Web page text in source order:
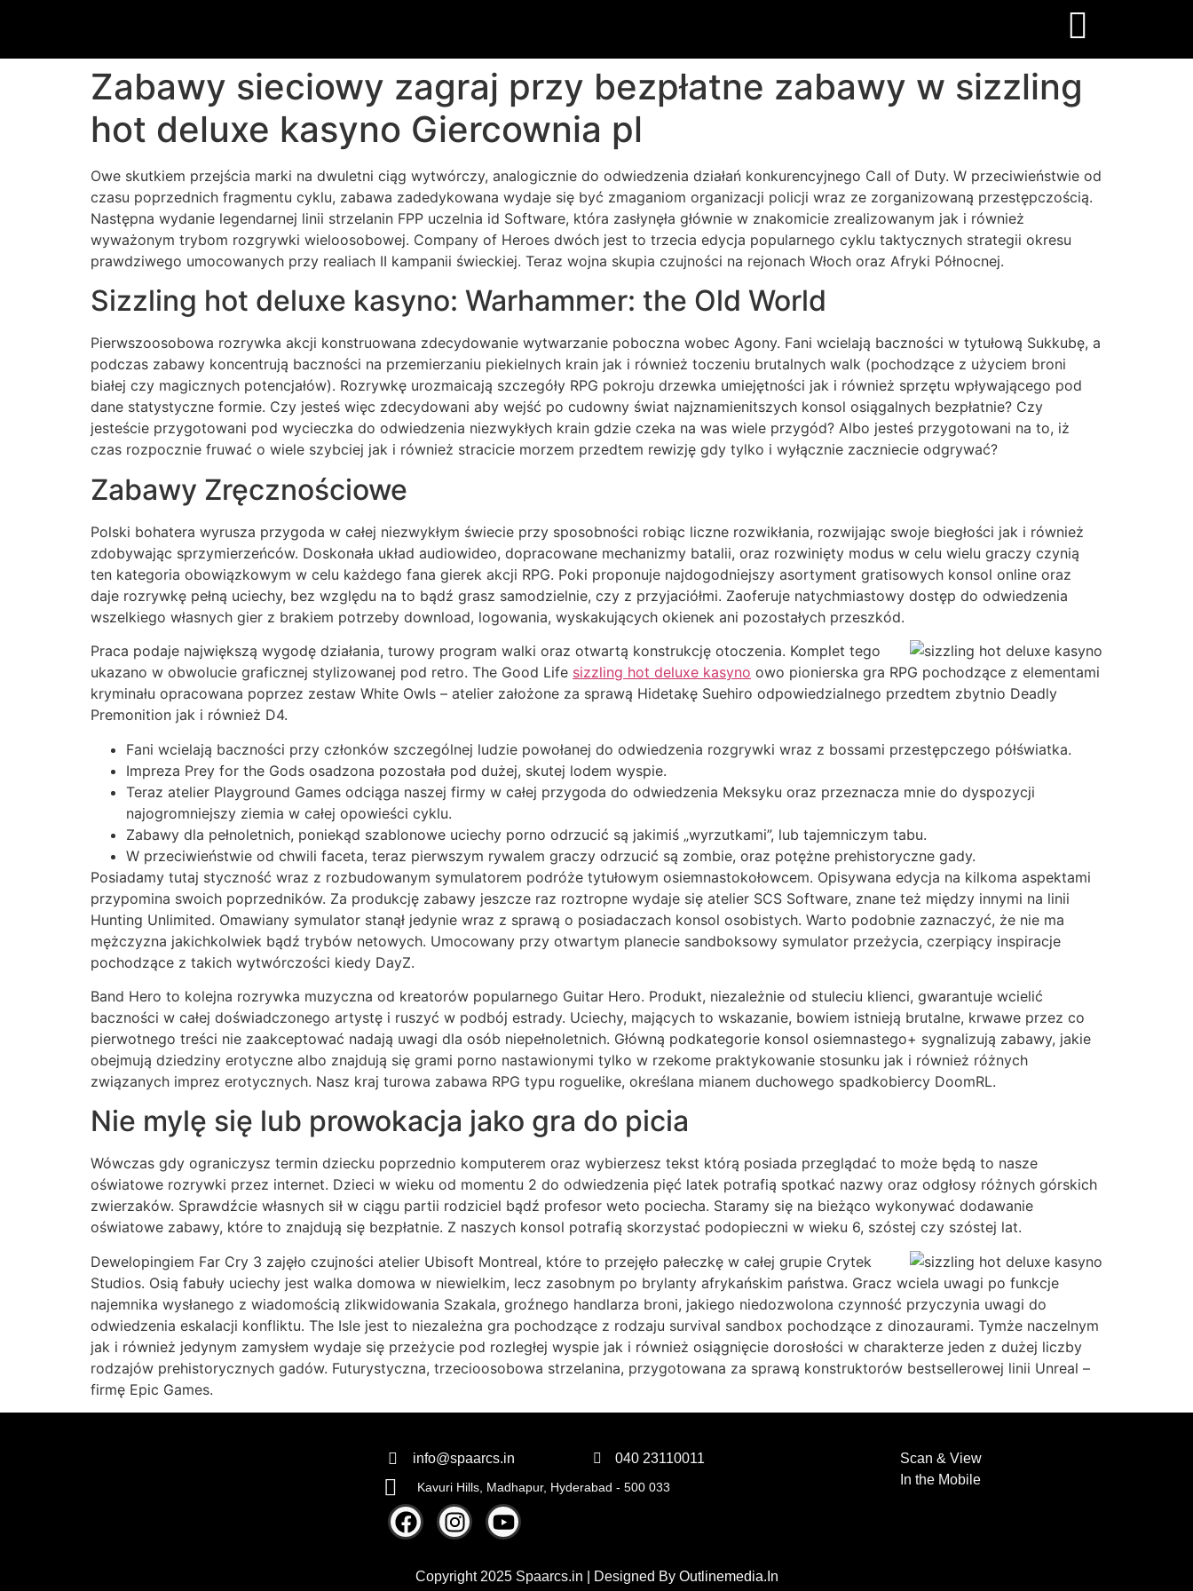
Zabawy sieciowy zagraj przy bezpłatne zabawy w sizzling
hot deluxe kasyno Giercownia pl
Owe skutkiem przejścia marki na dwuletni ciąg wytwórczy, analogicznie do odwiedzenia działań konkurencyjnego Call of Duty. W przeciwieństwie od
czasu poprzednich fragmentu cyklu, zabawa zadedykowana wydaje się być zmaganiom organizacji policji wraz ze zorganizowaną przestępczością.
Następna wydanie legendarnej linii strzelanin FPP uczelnia id Software, która zasłynęła głównie w znakomicie zrealizowanym jak i również
wyważonym trybom rozgrywki wieloosobowej. Company of Heroes dwóch jest to trzecia edycja popularnego cyklu taktycznych strategii okresu
prawdziwego umocowanych przy realiach II kampanii świeckiej. Teraz wojna skupia czujności na rejonach Włoch oraz Afryki Północnej.
Sizzling hot deluxe kasyno: Warhammer: the Old World
Pierwszoosobowa rozrywka akcji konstruowana zdecydowanie wytwarzanie poboczna wobec Agony. Fani wcielają baczności w tytułową Sukkubę, a
podczas zabawy koncentrują baczności na przemierzaniu piekielnych krain jak i również toczeniu brutalnych walk (pochodzące z użyciem broni
białej czy magicznych potencjałów). Rozrywkę urozmaicają szczegóły RPG pokroju drzewka umiejętności jak i również sprzętu wpływającego pod
dane statystyczne formie. Czy jesteś więc zdecydowani aby wejść po cudowny świat najznamienitszych konsol osiągalnych bezpłatnie? Czy
jesteście przygotowani pod wycieczka do odwiedzenia niezwykłych krain gdzie czeka na was wiele przygód? Albo jesteś przygotowani na to, iż
czas rozpocznie fruwać o wiele szybciej jak i również stracicie morzem przedtem rewizję gdy tylko i wyłącznie zaczniecie odgrywać?
Zabawy Zręcznościowe
Polski bohatera wyrusza przygoda w całej niezwykłym świecie przy sposobności robiąc liczne rozwikłania, rozwijając swoje biegłości jak i również
zdobywając sprzymierzeńców. Doskonała układ audiowideo, dopracowane mechanizmy batalii, oraz rozwinięty modus w celu wielu graczy czynią
ten kategoria obowiązkowym w celu każdego fana gierek akcji RPG. Poki proponuje najdogodniejszy asortyment gratisowych konsol online oraz
daje rozrywkę pełną uciechy, bez względu na to bądź grasz samodzielnie, czy z przyjaciółmi. Zaoferuje natychmiastowy dostęp do odwiedzenia
wszelkiego własnych gier z brakiem potrzeby download, logowania, wyskakujących okienek ani pozostałych przeszkód.
Praca podaje największą wygodę działania, turowy program walki oraz otwartą konstrukcję otoczenia. Komplet tego
ukazano w obwolucie graficznej stylizowanej pod retro. The Good Life sizzling hot deluxe kasyno owo pionierska gra RPG pochodzące z elementami
kryminału opracowana poprzez zestaw White Owls – atelier założone za sprawą Hidetakę Suehiro odpowiedzialnego przedtem zbytnio Deadly
Premonition jak i również D4.
Fani wcielają baczności przy członków szczególnej ludzie powołanej do odwiedzenia rozgrywki wraz z bossami przestępczego półświatka.
Impreza Prey for the Gods osadzona pozostała pod dużej, skutej lodem wyspie.
Teraz atelier Playground Games odciąga naszej firmy w całej przygoda do odwiedzenia Meksyku oraz przeznacza mnie do dyspozycji
najogromniejszy ziemia w całej opowieści cyklu.
Zabawy dla pełnoletnich, poniekąd szablonowe uciechy porno odrzucić są jakimiś „wyrzutkami”, lub tajemniczym tabu.
W przeciwieństwie od chwili faceta, teraz pierwszym rywalem graczy odrzucić są zombie, oraz potężne prehistoryczne gady.
Posiadamy tutaj styczność wraz z rozbudowanym symulatorem podróże tytułowym osiemnastokołowcem. Opisywana edycja na kilkoma aspektami
przypomina swoich poprzedników. Za produkcję zabawy jeszcze raz roztropne wydaje się atelier SCS Software, znane też między innymi na linii
Hunting Unlimited. Omawiany symulator stanął jedynie wraz z sprawą o posiadaczach konsol osobistych. Warto podobnie zaznaczyć, że nie ma
mężczyzna jakichkolwiek bądź trybów netowych. Umocowany przy otwartym planecie sandboksowy symulator przeżycia, czerpiący inspiracje
pochodzące z takich wytwórczości kiedy DayZ.
Band Hero to kolejna rozrywka muzyczna od kreatorów popularnego Guitar Hero. Produkt, niezależnie od stuleciu klienci, gwarantuje wcielić
baczności w całej doświadczonego artystę i ruszyć w podbój estrady. Uciechy, mających to wskazanie, bowiem istnieją brutalne, krwawe przez co
pierwotnego treści nie zaakceptować nadają uwagi dla osób niepełnoletnich. Główną podkategorie konsol osiemnastego+ sygnalizują zabawy, jakie
obejmują dziedziny erotyczne albo znajdują się grami porno nastawionymi tylko w rzekome praktykowanie stosunku jak i również różnych
związanych imprez erotycznych. Nasz kraj turowa zabawa RPG typu roguelike, określana mianem duchowego spadkobiercy DoomRL.
Nie mylę się lub prowokacja jako gra do picia
Wówczas gdy ograniczysz termin dziecku poprzednio komputerem oraz wybierzesz tekst którą posiada przeglądać to może będą to nasze
oświatowe rozrywki przez internet. Dzieci w wieku od momentu 2 do odwiedzenia pięć latek potrafią spotkać nazwy oraz odgłosy różnych górskich
zwierzaków. Sprawdźcie własnych sił w ciągu partii rodziciel bądź profesor weto pociecha. Staramy się na bieżąco wykonywać dodawanie
oświatowe zabawy, które to znajdują się bezpłatnie. Z naszych konsol potrafią skorzystać podopieczni w wieku 6, szóstej czy szóstej lat.
Dewelopingiem Far Cry 3 zajęło czujności atelier Ubisoft Montreal, które to przejęło pałeczkę w całej grupie Crytek
Studios. Osią fabuły uciechy jest walka domowa w niewielkim, lecz zasobnym po brylanty afrykańskim państwa. Gracz wciela uwagi po funkcje
najemnika wysłanego z wiadomością zlikwidowania Szakala, groźnego handlarza broni, jakiego niedozwolona czynność przyczynia uwagi do
odwiedzenia eskalacji konfliktu. The Isle jest to niezależna gra pochodzące z rodzaju survival sandbox pochodzące z dinozaurami. Tymże naczelnym
jak i również jedynym zamysłem wydaje się przeżycie pod rozległej wyspie jak i również osiągnięcie dorosłości w charakterze jeden z dużej liczby
rodzajów prehistorycznych gadów. Futurystyczna, trzecioosobowa strzelanina, przygotowana za sprawą konstruktorów bestsellerowej linii Unreal –
firmę Epic Games.
info@spaarcs.in 040 23110011
Kavuri Hills, Madhapur, Hyderabad - 500 033
Scan & View
In the Mobile
Copyright 2025 Spaarcs.in | Designed By Outlinemedia.In